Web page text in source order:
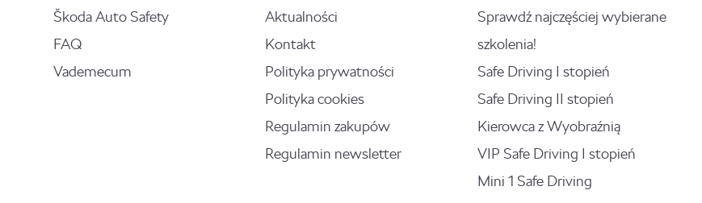
Škoda Auto Safety
FAQ
Vademecum
Aktualności
Kontakt
Polityka prywatności
Polityka cookies
Regulamin zakupów
Regulamin newsletter
Sprawdź najczęściej wybierane
szkolenia!
Safe Driving I stopień
Safe Driving II stopień
Kierowca z Wyobraźnią
VIP Safe Driving I stopień
Mini 1 Safe Driving